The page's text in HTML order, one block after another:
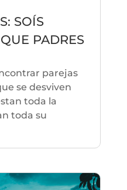
SOÍS
PADRES
parejas
se desviven
toda la
toda su